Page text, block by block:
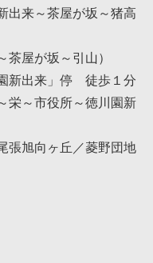
出来～茶屋が坂～猪高
茶屋が坂～引山）
新出来」停 徒歩１分
栄～市役所～徳川園新
張旭向ヶ丘／菱野団地